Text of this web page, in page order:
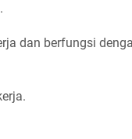
dan berfungsi